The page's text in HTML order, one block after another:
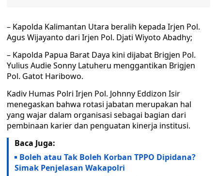
– Kapolda Kalimantan Utara beralih kepada Irjen Pol.
Agus Wijayanto dari Irjen Pol. Djati Wiyoto Abadhy;
– Kapolda Papua Barat Daya kini dijabat Brigjen Pol.
Yulius Audie Sonny Latuheru menggantikan Brigjen
Pol. Gatot Haribowo.
Kadiv Humas Polri Irjen Pol. Johnny Eddizon Isir
menegaskan bahwa rotasi jabatan merupakan hal
yang wajar dalam organisasi sebagai bagian dari
pembinaan karier dan penguatan kinerja institusi.
Baca Juga:
Boleh atau Tak Boleh Korban TPPO Dipidana?
Simak Penjelasan Wakapolri